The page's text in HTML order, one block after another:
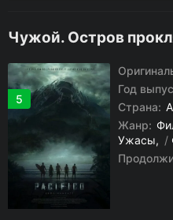
Чужой. Остров
5
Год
Страна:
Жанр:
Ужасы
/